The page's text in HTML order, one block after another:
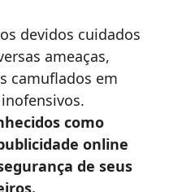
devidos cuidados
ameaças,
camuflados em
como
online
de seus